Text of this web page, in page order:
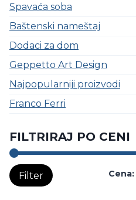
Spavaća soba
Baštenski nameštaj
Dodaci za dom
Geppetto Art Design
Najpopularniji proizvodi
Franco Ferri
FILTRIRAJ PO CENI
Filter Cena: